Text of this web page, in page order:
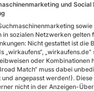
und Social
sowie
in sozialen Netzwerken gelten
Nicht gestattet ist die
„wirkaufens“, „wirkaufens.de“
oder Kombinationen
Match“ muss dabei
und angepasst werden!).
nicht in der Anzeigen-